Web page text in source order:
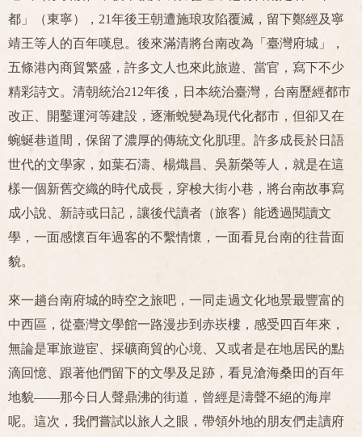
都」（東寧），21年後王朝遭施琅攻陷覆滅，留下鄭經及寧
靖王等人的百年嘆息。後來滿清將台南改為「臺灣府城」，
五條港內商貿繁盛，許多文人也來此旅遊、當官，寫下不少
精彩詩文。清朝統治212年後，日本統治臺灣，台南歷經都市
改正、開鑿運河等建設，逐漸蛻變為現代化都市，但卻又在
蜿蜒巷道間，保留了濃厚的傳統文化肌理。許多成長於日語
世代的文學家，如葉石濤、楊熾昌、吳新榮等人，就是在這
樣一個新舊交織的時代成長，穿梭大街小巷，將台南故事寫
成小說、新詩或日記，讓後代讀者（旅客）能透過閱讀文
學，一面感懷百年過客的不繫情懷，一面看見台南的往昔面
貌。
來一趟台南府城的時空之旅吧，一同走過文化地景最豐富的
中西區，從臺灣文學館一路漫步到赤崁樓，感受四百年來，
無論是軍旅遊宦、採礦商貿的心境、又或者是在地居民的點
滴回憶、跟著他們留下的文學及足跡，看見滄海桑田的百年
地貌——那今日人聲鼎沸的街道，曾經是濤聲不絕的海岸
呢。這次，我們嘗試以旅人之眼，帶領外地的朋友們走讀府